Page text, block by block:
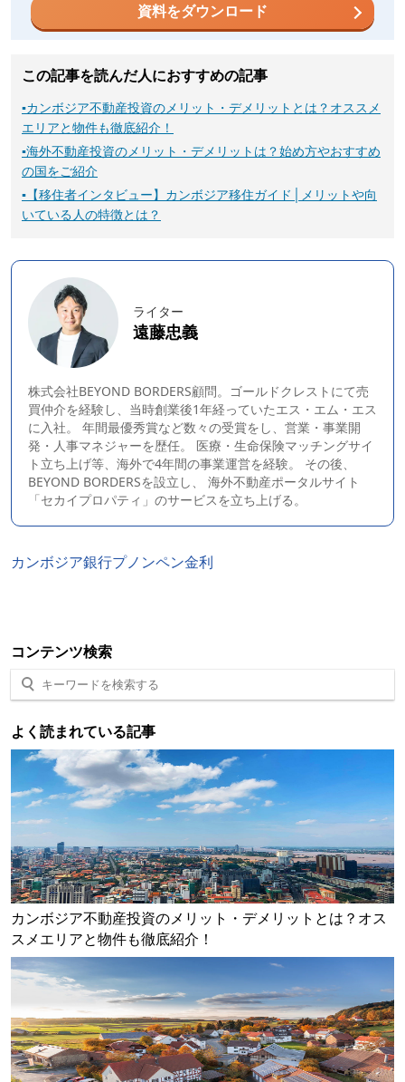
資料をダウンロード
この記事を読んだ人におすすめの記事
▪カンボジア不動産投資のメリット・デメリットとは？オススメ
エリアと物件も徹底紹介！
▪海外不動産投資のメリット・デメリットは？始め方やおすすめ
の国をご紹介
▪ 【移住者インタビュー】カンボジア移住ガイド│メリットや向
いている人の特徴とは？
ライター
遠藤忠義
株式会社BEYOND BORDERS顧問。ゴールドクレストにて売
買仲介を経験し、当時創業後1年経っていたエス・エム・エス
に入社。 年間最優秀賞など数々の受賞をし、営業・事業開
発・人事マネジャーを歴任。 医療・生命保険マッチングサイ
ト立ち上げ等、海外で4年間の事業運営を経験。 その後、
BEYOND BORDERSを設立し、 海外不動産ポータルサイト
「セカイプロパティ」のサービスを立ち上げる。
カンボジア銀行プノンペン金利
コンテンツ検索
よく読まれている記事
カンボジア不動産投資のメリット・デメリットとは？オス
スメエリアと物件も徹底紹介！